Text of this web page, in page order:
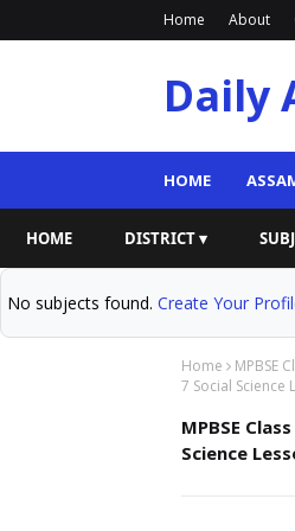
Home About
Daily
HOME
HOME DISTRICT ▾
No subjects found. Create Your
Home MPBSE
7 Social Science
MPBSE
Science